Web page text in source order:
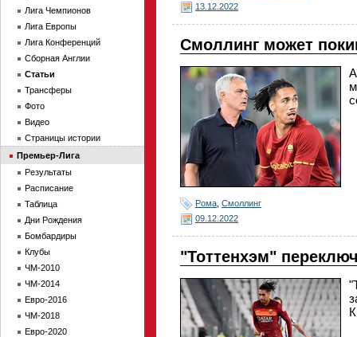
13.12.2022
Смоллинг может
Рома Смоллинг
09.12.2022
"Тоттенхэм"
Лига Чемпионов
Лига Европы
Лига Конференций
Сборная Англии
Статьи
Трансферы
Фото
Видео
Страницы истории
Премьер-Лига
Результаты
Расписание
Таблица
Дни Рождения
Бомбардиры
Клубы
ЧМ-2010
ЧМ-2014
Евро-2016
ЧМ-2018
Евро-2020